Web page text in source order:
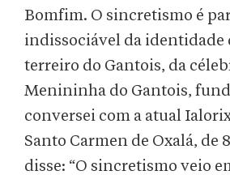
Bomfim. O sincretismo é
indissociável da identidade
terreiro do Gantois, da
Menininha do Gantois,
conversei com a atual
Santo Carmen de Oxalá, de
disse: “O sincretismo veio